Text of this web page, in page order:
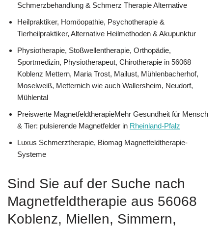
Schmerzbehandlung & Schmerz Therapie Alternative
Heilpraktiker, ‎Homöopathie, ‎Psychotherapie &
‎Tierheilpraktiker, Alternative Heilmethoden & Akupunktur
Physiotherapie, Stoßwellentherapie, Orthopädie,
Sportmedizin, Physiotherapeut, Chirotherapie in 56068
Koblenz Mettern, Maria Trost, Mailust, Mühlenbacherhof,
Moselweiß, Metternich wie auch Wallersheim, Neudorf,
Mühlental
Preiswerte MagnetfeldtherapieMehr Gesundheit für Mensch
& Tier: pulsierende Magnetfelder in Rheinland-Pfalz
Luxus Schmerztherapie, Biomag Magnetfeldtherapie-
Systeme
Sind Sie auf der Suche nach
Magnetfeldtherapie aus 56068
Koblenz, Miellen, Simmern,